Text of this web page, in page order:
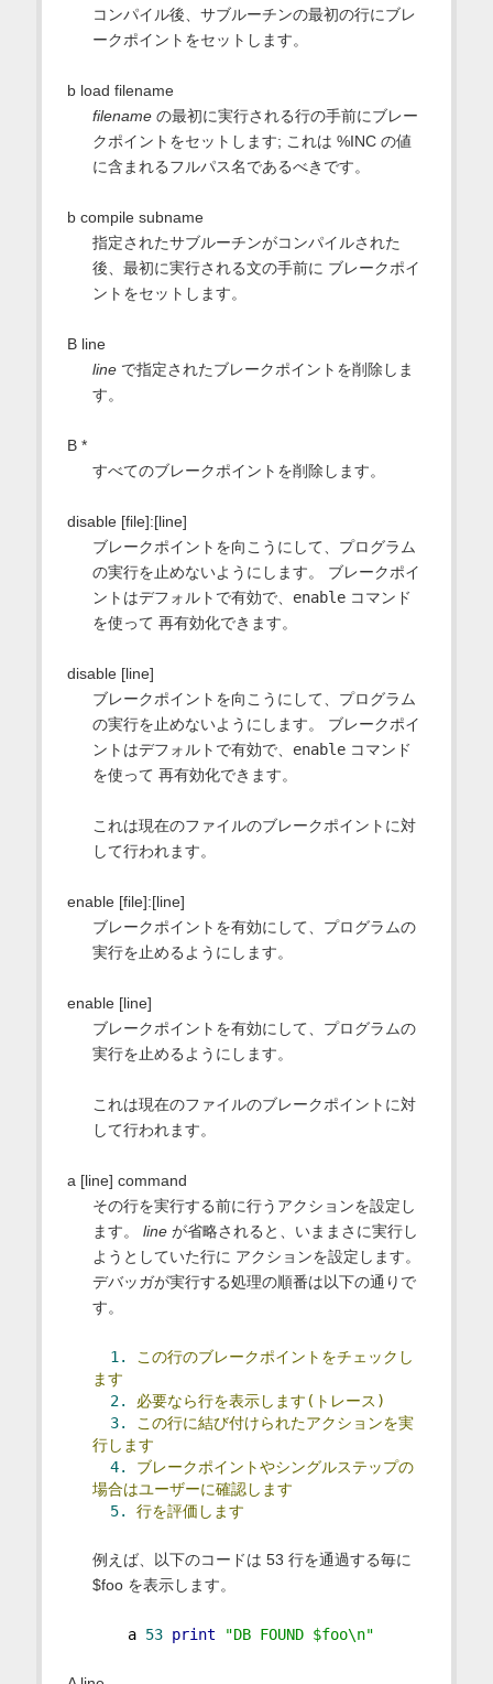
コンパイル後、サブルーチンの最初の行にブレ
ークポイントをセットします。
b load filename
filenameの最初に実行される行の手前にブレー
クポイントをセットします; これは %INC の値
に含まれるフルパス名であるべきです。
b compile subname
指定されたサブルーチンがコンパイルされた
後、最初に実行される文の手前に ブレークポイ
ントをセットします。
B line
lineで指定されたブレークポイントを削除しま
す。
B *
すべてのブレークポイントを削除します。
disable [file]:[line]
ブレークポイントを向こうにして、プログラム
の実行を止めないようにします。 ブレークポイ
ントはデフォルトで有効で、 enableコマンド
を使って 再有効化できます。
disable [line]
ブレークポイントを向こうにして、プログラム
の実行を止めないようにします。 ブレークポイ
ントはデフォルトで有効で、 enableコマンド
を使って 再有効化できます。
これは現在のファイルのブレークポイントに対
して行われます。
enable [file]:[line]
ブレークポイントを有効にして、プログラムの
実行を止めるようにします。
enable [line]
ブレークポイントを有効にして、プログラムの
実行を止めるようにします。
これは現在のファイルのブレークポイントに対
して行われます。
a [line] command
その行を実行する前に行うアクションを設定し
ます。 lineが省略されると、いままさに実行し
ようとしていた行に アクションを設定します。
デバッガが実行する処理の順番は以下の通りで
す。
1.
この行のブレークポイントをチェックし
ます
2.
必要なら行を表示します(トレース)
3.
この行に結び付けられたアクションを実
行します
4.
ブレークポイントやシングルステップの
場合はユーザーに確認します
5.
行を評価します
例えば、以下のコードは 53 行を通過する毎に
$foo を表示します。
a 53 print "DB FOUND $foo\n"